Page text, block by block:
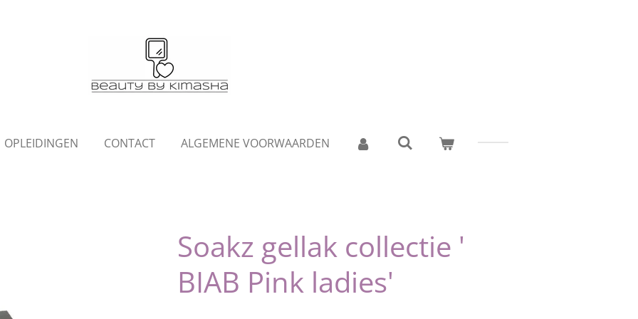
OPLEIDINGEN CONTACT ALGEMENE VOORWAARDEN
Soakz gellak collectie '
BIAB Pink ladies'